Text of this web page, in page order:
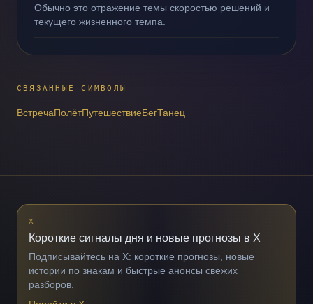
Обычно это отражение темы скоростью решений и
текущего жизненного темпа.
СВЯЗАННЫЕ СИМВОЛЫ
ВстречаПолётПутешествиеБегТанец
X
Короткие сигналы дня и новые прогнозы в X
Подписывайтесь на X: короткие прогнозы, новые
истории по знакам и быстрые анонсы свежих
разборов.